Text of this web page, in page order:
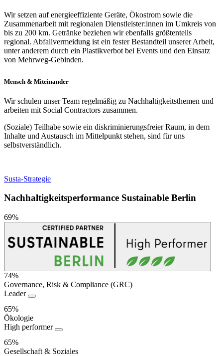
Wir setzen auf energieeffiziente Geräte, Ökostrom sowie die
Zusammenarbeit mit regionalen Dienstleister:innen im Umkreis von
bis zu 200 km. Getränke beziehen wir ebenfalls größtenteils
regional. Abfallvermeidung ist ein fester Bestandteil unserer Arbeit,
unter anderem durch ein Plastikverbot bei Events und den Einsatz
von Mehrweg-Gebinden.
Mensch & Miteinander
Wir schulen unser Team regelmäßig zu Nachhaltigkeitsthemen und
arbeiten mit Social Contractors zusammen.
(Soziale) Teilhabe sowie ein diskriminierungsfreier Raum, in dem
Inhalte und Austausch im Mittelpunkt stehen, sind für uns
selbstverständlich.
Susta-Strategie
Nachhaltigkeitsperformance Sustainable Berlin
69%
Nachhaltigkeitsperformance
74%
Governance, Risk & Compliance (GRC)
Leader
65%
Ökologie
High performer
65%
Gesellschaft & Soziales